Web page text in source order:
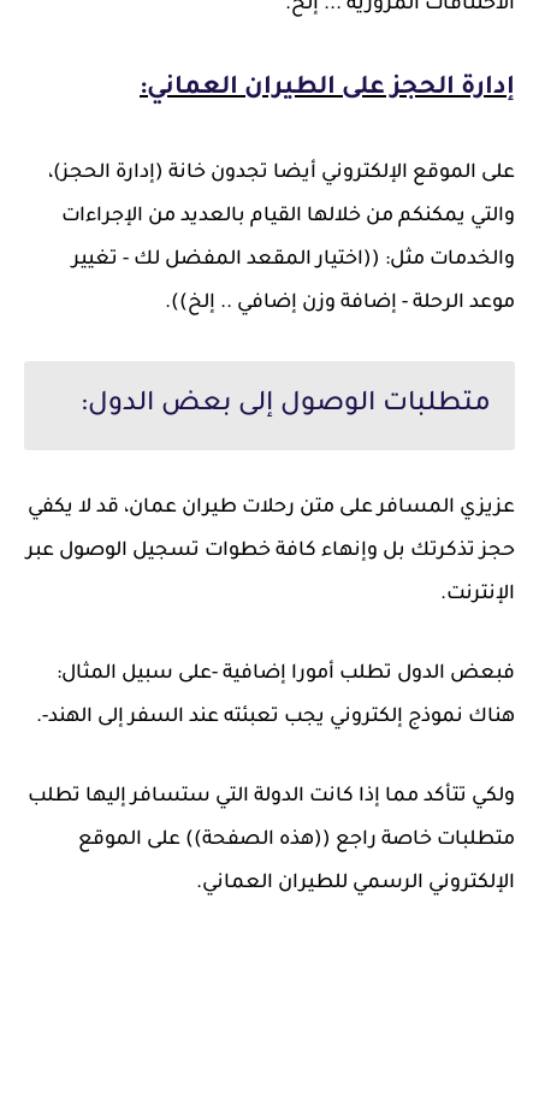
الاختناقات المرورية ... إلخ.
إدارة الحجز على الطيران العماني:
على الموقع الإلكتروني أيضا تجدون خانة (إدارة الحجز)،
والتي يمكنكم من خلالها القيام بالعديد من الإجراءات
والخدمات مثل: ((اختيار المقعد المفضل لك - تغيير
موعد الرحلة - إضافة وزن إضافي .. إلخ)).
متطلبات الوصول إلى بعض الدول:
عزيزي المسافر على متن رحلات طيران عمان، قد لا يكفي
حجز تذكرتك بل وإنهاء كافة خطوات تسجيل الوصول عبر
الإنترنت.
فبعض الدول تطلب أمورا إضافية -على سبيل المثال:
هناك نموذج إلكتروني يجب تعبئته عند السفر إلى الهند-.
ولكي تتأكد مما إذا كانت الدولة التي ستسافر إليها تطلب
متطلبات خاصة راجع ((هذه الصفحة)) على الموقع
الإلكتروني الرسمي للطيران العماني.